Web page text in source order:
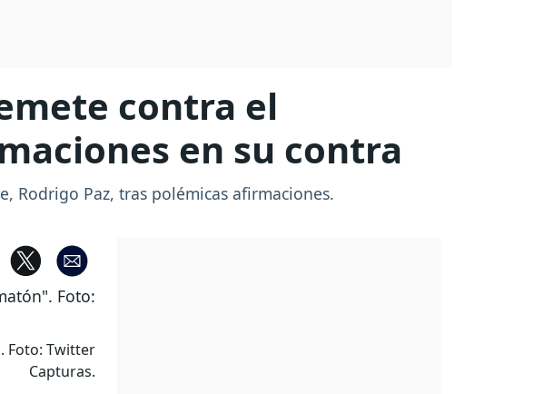
contra el
en su contra
Rodrigo Paz, tras polémicas afirmaciones.
Foto: Twitter
Capturas.